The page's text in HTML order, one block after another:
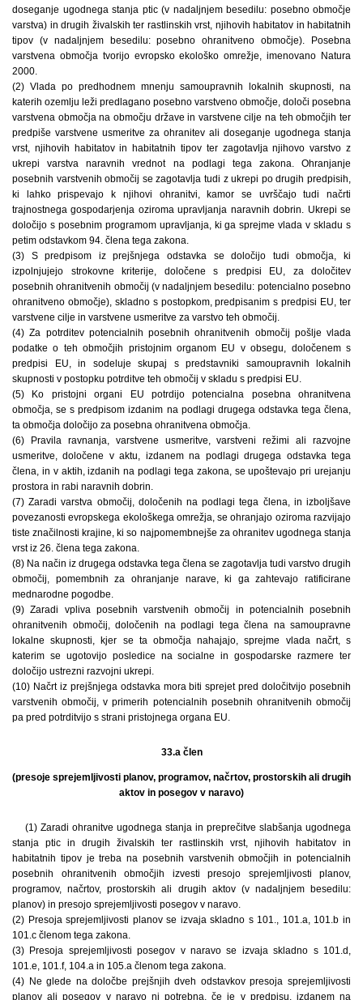
doseganje ugodnega stanja ptic (v nadaljnjem besedilu: posebno območje
varstva) in drugih živalskih ter rastlinskih vrst, njihovih habitatov in habitatnih
tipov (v nadaljnjem besedilu: posebno ohranitveno območje). Posebna
varstvena območja tvorijo evropsko ekološko omrežje, imenovano Natura
2000.
(2) Vlada po predhodnem mnenju samoupravnih lokalnih skupnosti, na
katerih ozemlju leži predlagano posebno varstveno območje, določi posebna
varstvena območja na območju države in varstvene cilje na teh območjih ter
predpiše varstvene usmeritve za ohranitev ali doseganje ugodnega stanja
vrst, njihovih habitatov in habitatnih tipov ter zagotavlja njihovo varstvo z
ukrepi varstva naravnih vrednot na podlagi tega zakona. Ohranjanje
posebnih varstvenih območij se zagotavlja tudi z ukrepi po drugih predpisih,
ki lahko prispevajo k njihovi ohranitvi, kamor se uvrščajo tudi načrti
trajnostnega gospodarjenja oziroma upravljanja naravnih dobrin. Ukrepi se
določijo s posebnim programom upravljanja, ki ga sprejme vlada v skladu s
petim odstavkom 94. člena tega zakona.
(3) S predpisom iz prejšnjega odstavka se določijo tudi območja, ki
izpolnjujejo strokovne kriterije, določene s predpisi EU, za določitev
posebnih ohranitvenih območij (v nadaljnjem besedilu: potencialno posebno
ohranitveno območje), skladno s postopkom, predpisanim s predpisi EU, ter
varstvene cilje in varstvene usmeritve za varstvo teh območij.
(4) Za potrditev potencialnih posebnih ohranitvenih območij pošlje vlada
podatke o teh območjih pristojnim organom EU v obsegu, določenem s
predpisi EU, in sodeluje skupaj s predstavniki samoupravnih lokalnih
skupnosti v postopku potrditve teh območij v skladu s predpisi EU.
(5) Ko pristojni organi EU potrdijo potencialna posebna ohranitvena
območja, se s predpisom izdanim na podlagi drugega odstavka tega člena,
ta območja določijo za posebna ohranitvena območja.
(6) Pravila ravnanja, varstvene usmeritve, varstveni režimi ali razvojne
usmeritve, določene v aktu, izdanem na podlagi drugega odstavka tega
člena, in v aktih, izdanih na podlagi tega zakona, se upoštevajo pri urejanju
prostora in rabi naravnih dobrin.
(7) Zaradi varstva območij, določenih na podlagi tega člena, in izboljšave
povezanosti evropskega ekološkega omrežja, se ohranjajo oziroma razvijajo
tiste značilnosti krajine, ki so najpomembnejše za ohranitev ugodnega stanja
vrst iz 26. člena tega zakona.
(8) Na način iz drugega odstavka tega člena se zagotavlja tudi varstvo drugih
območij, pomembnih za ohranjanje narave, ki ga zahtevajo ratificirane
mednarodne pogodbe.
(9) Zaradi vpliva posebnih varstvenih območij in potencialnih posebnih
ohranitvenih območij, določenih na podlagi tega člena na samoupravne
lokalne skupnosti, kjer se ta območja nahajajo, sprejme vlada načrt, s
katerim se ugotovijo posledice na socialne in gospodarske razmere ter
določijo ustrezni razvojni ukrepi.
(10) Načrt iz prejšnjega odstavka mora biti sprejet pred določitvijo posebnih
varstvenih območij, v primerih potencialnih posebnih ohranitvenih območij
pa pred potrditvijo s strani pristojnega organa EU.
33.a člen
(presoje sprejemljivosti planov, programov, načrtov, prostorskih ali drugih
aktov in posegov v naravo)
(1) Zaradi ohranitve ugodnega stanja in preprečitve slabšanja ugodnega
stanja ptic in drugih živalskih ter rastlinskih vrst, njihovih habitatov in
habitatnih tipov je treba na posebnih varstvenih območjih in potencialnih
posebnih ohranitvenih območjih izvesti presojo sprejemljivosti planov,
programov, načrtov, prostorskih ali drugih aktov (v nadaljnjem besedilu:
planov) in presojo sprejemljivosti posegov v naravo.
(2) Presoja sprejemljivosti planov se izvaja skladno s 101., 101.a, 101.b in
101.c členom tega zakona.
(3) Presoja sprejemljivosti posegov v naravo se izvaja skladno s 101.d,
101.e, 101.f, 104.a in 105.a členom tega zakona.
(4) Ne glede na določbe prejšnjih dveh odstavkov presoja sprejemljivosti
planov ali posegov v naravo ni potrebna, če je v predpisu, izdanem na